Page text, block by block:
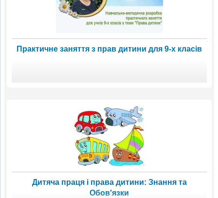
Практичне заняття з прав дитини для 9-х класів
Дитяча праця і права дитини: Знання та
Обов'язки